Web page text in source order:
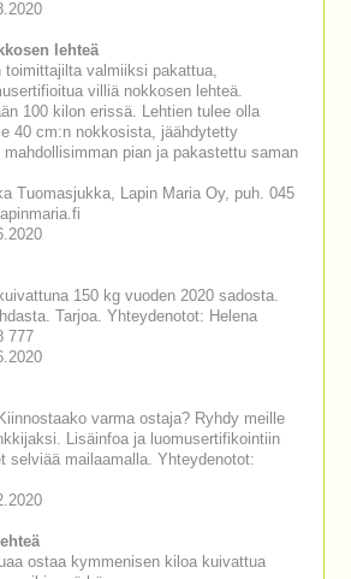
lehteä
toimittajilta valmiiksi pakattua,
villiä nokkosen lehteä.
100 kilon erissä. Lehtien tulee olla
40 cm:n nokkosista, jäähdytetty
mahdollisimman pian ja pakastettu saman
Tuomasjukka, Lapin Maria Oy, puh. 045
150 kg vuoden 2020 sadosta.
Tarjoa. Yhteydenotot: Helena
777
varma ostaja? Ryhdy meille
Lisäinfoa ja luomusertifikointiin
selviää mailaamalla. Yhteydenotot:
ostaa kymmenisen kiloa kuivattua